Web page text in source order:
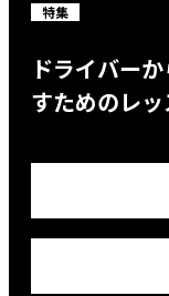
特集
ドライバー
すためのレッ